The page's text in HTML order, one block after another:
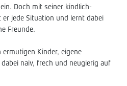
Doch mit seiner kindlich-
er jede Situation und lernt dabei
Freunde.
ermutigen Kinder, eigene
naiv, frech und neugierig auf